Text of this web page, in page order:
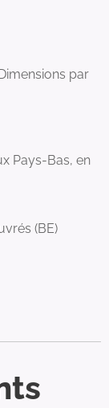
par
Pays-Bas, en
(BE)